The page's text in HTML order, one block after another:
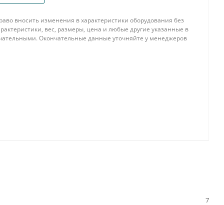
вносить изменения в характеристики оборудования без
вес, размеры, цена и любые другие указанные в
Окончательные данные уточняйте у менеджеров
7